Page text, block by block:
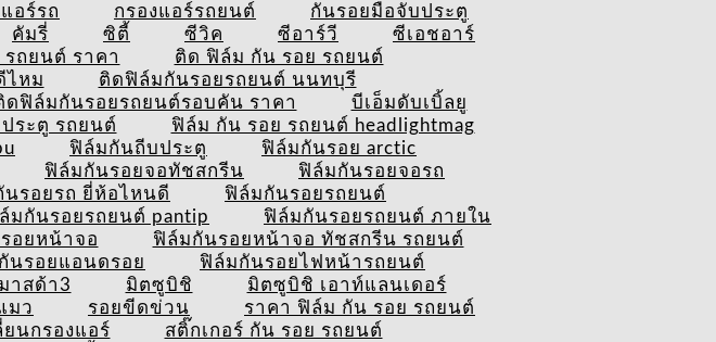
อร์รถ กรองแอร์รถยนต์
กันรอยมือจับประตู
คัมรี่ ซิตี้ ซีวิค ซีอาร์วี
ซีเอชอาร์
ถยนต์ ราคา
ติด ฟิล์ม กัน รอย รถยนต์
ไหม
ติดฟิล์มกันรอยรถยนต์ นนทบุรี
ดฟิล์มกันรอยรถยนต์รอบคัน ราคา
บีเอ็มดับเบิ้ลยู
ระตู รถยนต์
ฟิล์ม กัน รอย รถยนต์ headlightmag
ฟิล์มกันถีบประตู
ฟิล์มกันรอย arctic
ฟิล์มกันรอยจอทัชสกรีน
ฟิล์มกันรอยจอรถ
รอยรถ ยี่ห้อไหนดี
ฟิล์มกันรอยรถยนต์
มกันรอยรถยนต์ pantip
ฟิล์มกันรอยรถยนต์ ภายใน
อยหน้าจอ
ฟิล์มกันรอยหน้าจอ ทัชสกรีน รถยนต์
นรอยแอนดรอย
ฟิล์มกันรอยไฟหน้ารถยนต์
มาสด้า3 มิตซูบิชิ
มิตซูบิชิ เอาท์แลนเดอร์
มว รอยขีดข่วน
ราคา ฟิล์ม กัน รอย รถยนต์
ยนกรองแอร์
สติ๊กเกอร์ กัน รอย รถยนต์